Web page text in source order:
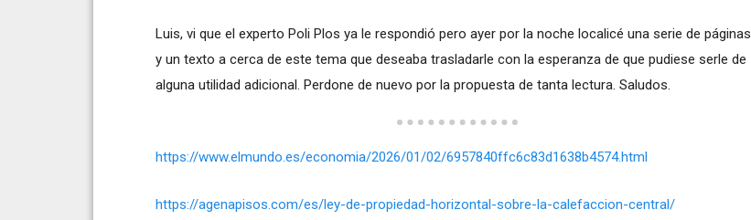
Luis, vi que el experto Poli Plos ya le respondió pero ayer por la noche localicé una serie de páginas
y un texto a cerca de este tema que deseaba trasladarle con la esperanza de que pudiese serle de
alguna utilidad adicional. Perdone de nuevo por la propuesta de tanta lectura. Saludos.
https://www.elmundo.es/economia/2026/01/02/6957840ffc6c83d1638b4574.html
https://agenapisos.com/es/ley-de-propiedad-horizontal-sobre-la-calefaccion-central/